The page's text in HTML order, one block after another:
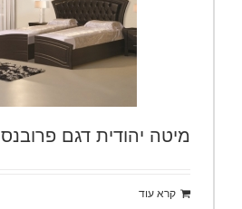
מיטה יהודית דגם פרובנס
קרא עוד